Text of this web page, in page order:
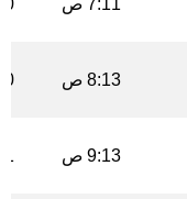
7:11 ص
8:13 ص
9:13 ص